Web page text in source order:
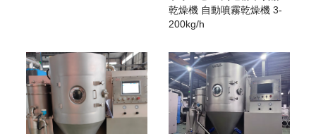
乾燥機 自動噴霧乾燥機 3-
200kg/h